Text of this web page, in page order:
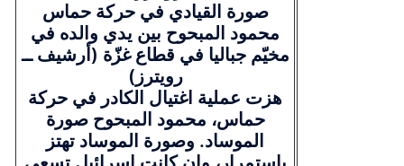
صورة القيادي في حركة حماس
محمود المبحوح بين يدي والده في
مخيّم جباليا في قطاع غزّة (أرشيف ــ
رويترز)
هزت عملية اغتيال الكادر في حركة
حماس، محمود المبحوح صورة
الموساد. وصورة الموساد تهتز